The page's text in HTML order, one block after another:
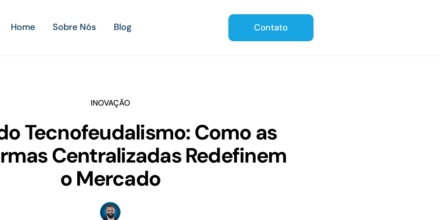
Home Sobre Nós Blog Contato
INOVAÇÃO
Tecnofeudalismo: Como as
Centralizadas Redefinem
o Mercado